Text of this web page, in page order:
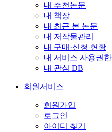
내 추천논문
내 책장
내 최근 본 논문
내 저작물관리
내 구매·신청 현황
내 서비스 사용권한
내 관심 DB
회원서비스
회원가입
로그인
아이디 찾기